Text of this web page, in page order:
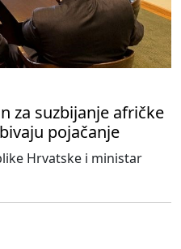
za suzbijanje afričke
pojačanje
Hrvatske i ministar